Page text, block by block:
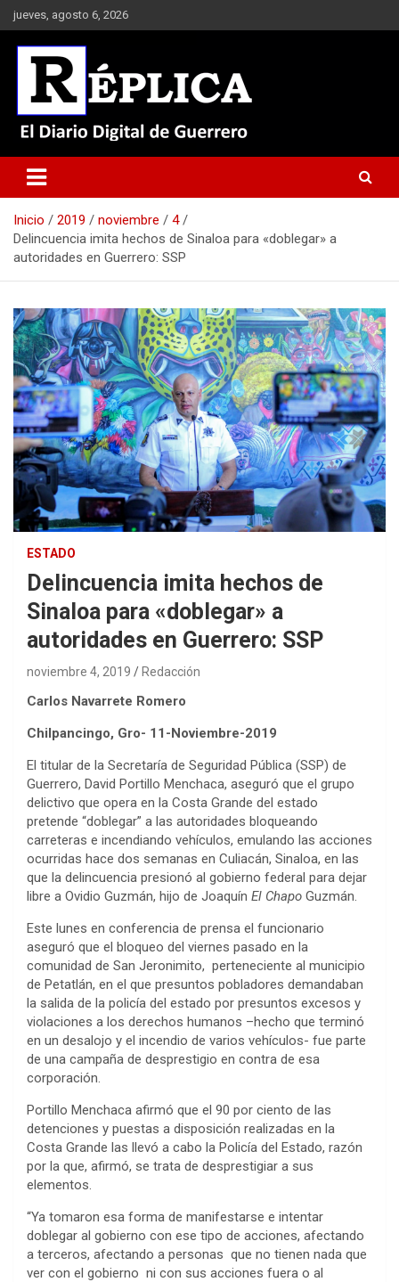
Saltar
al
contenido
jueves, agosto 6, 2026
Réplica
Inicio 2019 noviembre
4
Delincuencia imita hechos de Sinaloa para «doblegar» a
autoridades en Guerrero: SSP
ESTADO
Delincuencia imita hechos de
Sinaloa para «doblegar» a
autoridades en Guerrero: SSP
noviembre 4, 2019 Redacción
Carlos Navarrete Romero
Chilpancingo, Gro- 11-Noviembre-2019
El titular de la Secretaría de Seguridad Pública (SSP) de
Guerrero, David Portillo Menchaca, aseguró que el grupo
delictivo que opera en la Costa Grande del estado
pretende “doblegar” a las autoridades bloqueando
carreteras e incendiando vehículos, emulando las acciones
ocurridas hace dos semanas en Culiacán, Sinaloa, en las
que la delincuencia presionó al gobierno federal para dejar
libre a Ovidio Guzmán, hijo de Joaquín El Chapo Guzmán.
Este lunes en conferencia de prensa el funcionario
aseguró que el bloqueo del viernes pasado en la
comunidad de San Jeronimito, perteneciente al municipio
de Petatlán, en el que presuntos pobladores demandaban
la salida de la policía del estado por presuntos excesos y
violaciones a los derechos humanos –hecho que terminó
en un desalojo y el incendio de varios vehículos- fue parte
de una campaña de desprestigio en contra de esa
corporación.
Portillo Menchaca afirmó que el 90 por ciento de las
detenciones y puestas a disposición realizadas en la
Costa Grande las llevó a cabo la Policía del Estado, razón
por la que, afirmó, se trata de desprestigiar a sus
elementos.
“Ya tomaron esa forma de manifestarse e intentar
doblegar al gobierno con ese tipo de acciones, afectando
a terceros, afectando a personas que no tienen nada que
ver con el gobierno ni con sus acciones fuera o al